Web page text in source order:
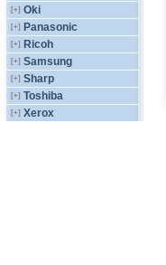
[+] Oki
[+] Panasonic
[+] Ricoh
[+] Samsung
[+] Sharp
[+] Toshiba
[+] Xerox